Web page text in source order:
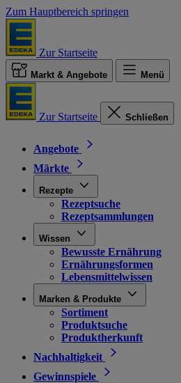
Zum Hauptbereich springen
Zur Startseite
Markt & Angebote Menü
Zur Startseite Schließen
Angebote
Märkte
Rezepte
Rezeptsuche
Rezeptsammlungen
Wissen
Bewusste Ernährung
Ernährungsformen
Lebensmittelwissen
Marken & Produkte
Sortiment
Produktsuche
Produktherkunft
Nachhaltigkeit
Gewinnspiele